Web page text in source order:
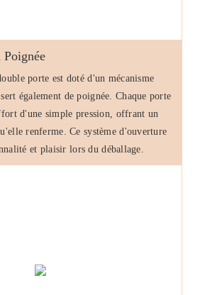
porte est doté d'un mécanisme
également de poignée. Chaque porte
d'une simple pression, offrant un
renferme. Ce système d'ouverture
et plaisir lors du déballage.